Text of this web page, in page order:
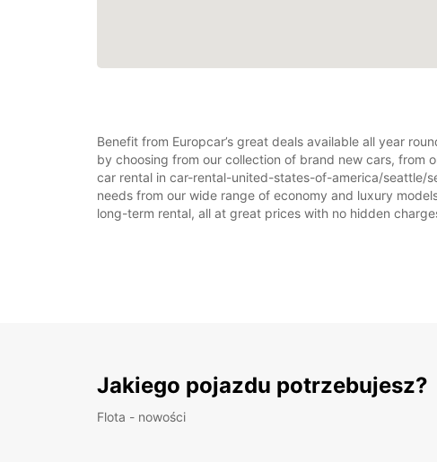
Benefit from Europcar’s great deals available all year
by choosing from our collection of brand new cars,
car rental in car-rental-united-states-of-america/seattle/
needs from our wide range of economy and luxury
long-term rental, all at great prices with no hidden
Jakiego pojazdu potrzebujesz?
Flota - nowości